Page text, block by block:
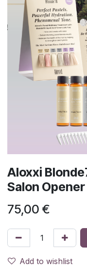
Aloxxi
Salon Opener
75,00 €
Add to wishlist